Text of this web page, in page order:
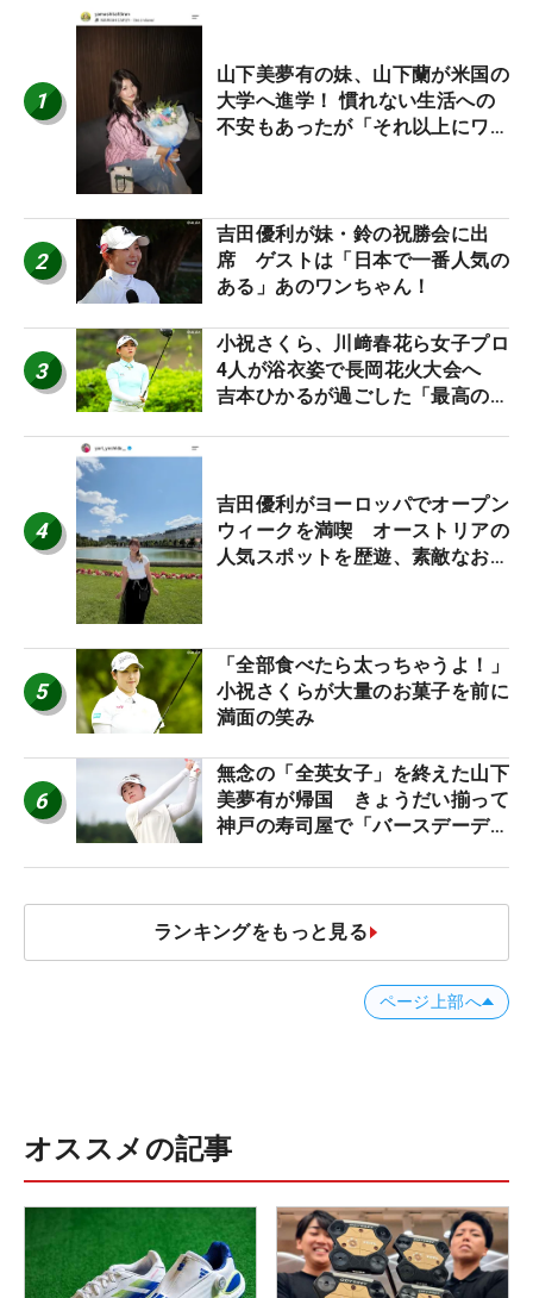
1
山下美夢有の妹、山下蘭が米国の
大学へ進学！ 慣れない生活への
不安もあったが「それ以上にワク
2
吉田優利が妹・鈴の祝勝会に出
席 ゲストは「日本で一番人気の
ある」あのワンちゃん！
3
小祝さくら、川﨑春花ら女子プロ
4人が浴衣姿で長岡花火大会へ
吉本ひかるが過ごした「最高の夏
4
吉田優利がヨーロッパでオープン
ウィークを満喫 オーストリアの
人気スポットを歴遊、素敵なお土
5
「全部食べたら太っちゃうよ！」
小祝さくらが大量のお菓子を前に
満面の笑み
6
無念の「全英女子」を終えた山下
美夢有が帰国 きょうだい揃って
神戸の寿司屋で「バースデーディ
ランキングをもっと見る
ページ上部へ
オススメの記事